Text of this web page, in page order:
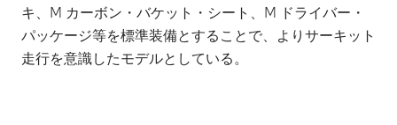
キ、M カーボン・バケット・シート、M ドライバー・
パッケージ等を標準装備とすることで、よりサーキット
走行を意識したモデルとしている。